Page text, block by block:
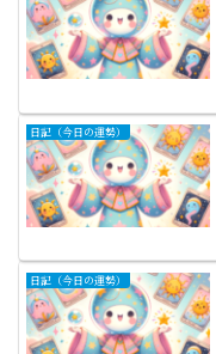
日記（今日の運勢）
日記（今日の運勢）